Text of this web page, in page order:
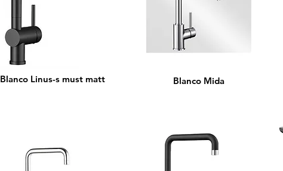
Blanco Linus-s must matt Blanco Mida